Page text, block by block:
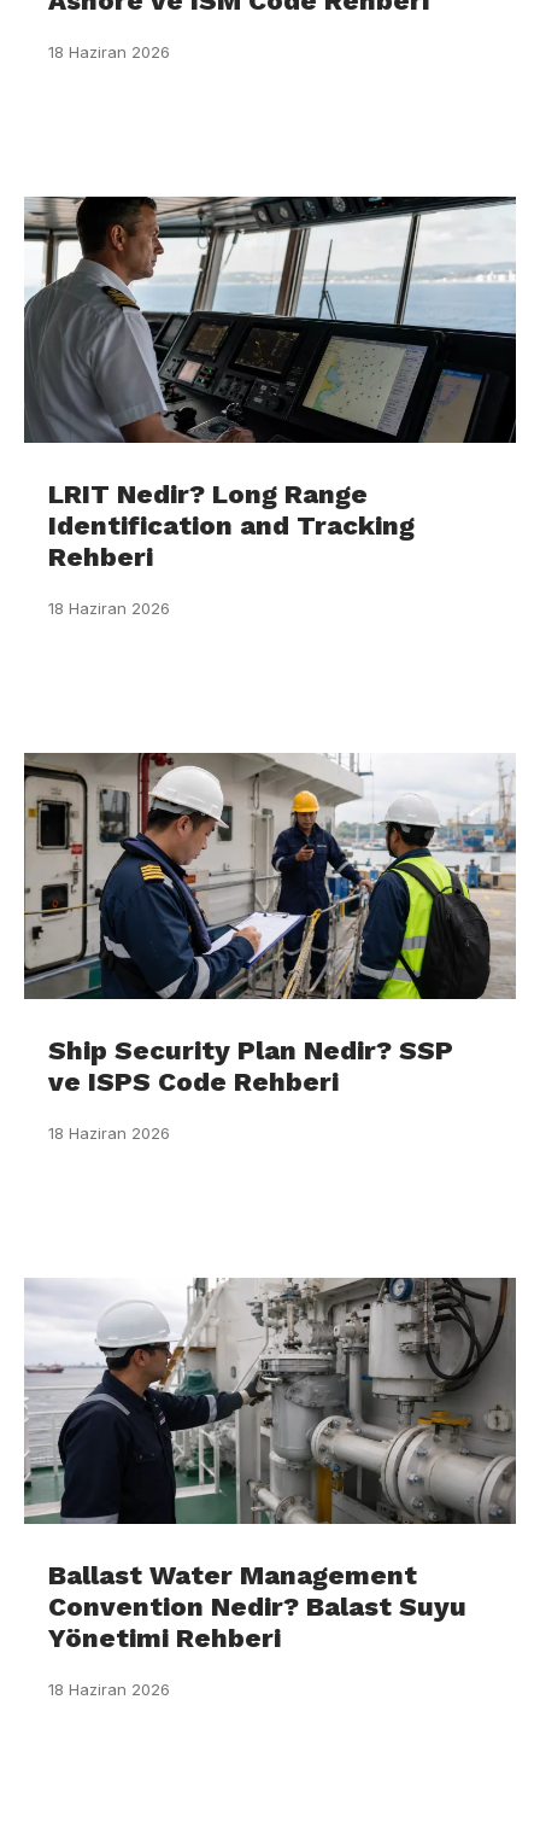
18 Haziran 2026
LRIT Nedir? Long Range
Identification and Tracking
Rehberi
18 Haziran 2026
Ship Security Plan Nedir? SSP
ve ISPS Code Rehberi
18 Haziran 2026
Ballast Water Management
Convention Nedir? Balast Suyu
Yönetimi Rehberi
18 Haziran 2026